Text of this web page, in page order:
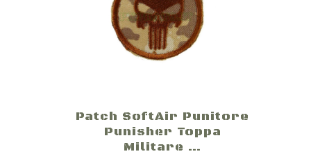
Patch SoftAir Punitore
Punisher Toppa
Militare ...